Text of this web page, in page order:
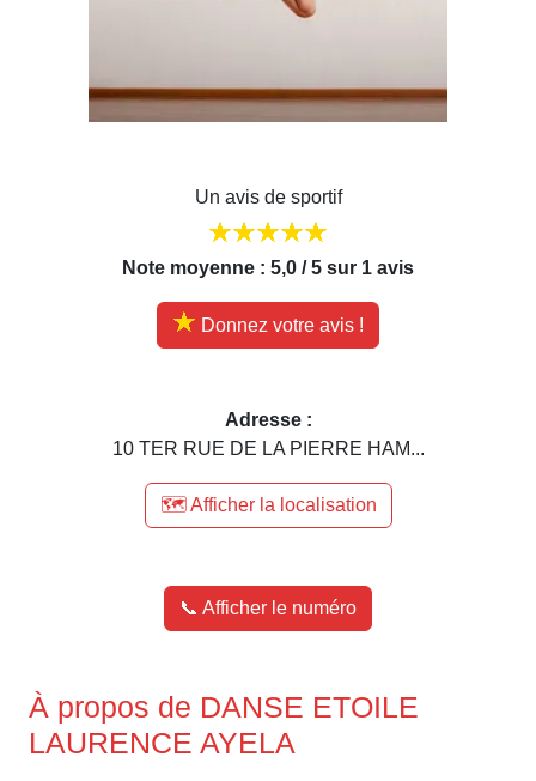
Un avis de sportif
Note moyenne : 5,0 / 5 sur 1 avis
Donnez votre avis !
Adresse :
10 TER RUE DE LA PIERRE HAM...
🗺️ Afficher la localisation
📞 Afficher le numéro
À propos de DANSE ETOILE
LAURENCE AYELA